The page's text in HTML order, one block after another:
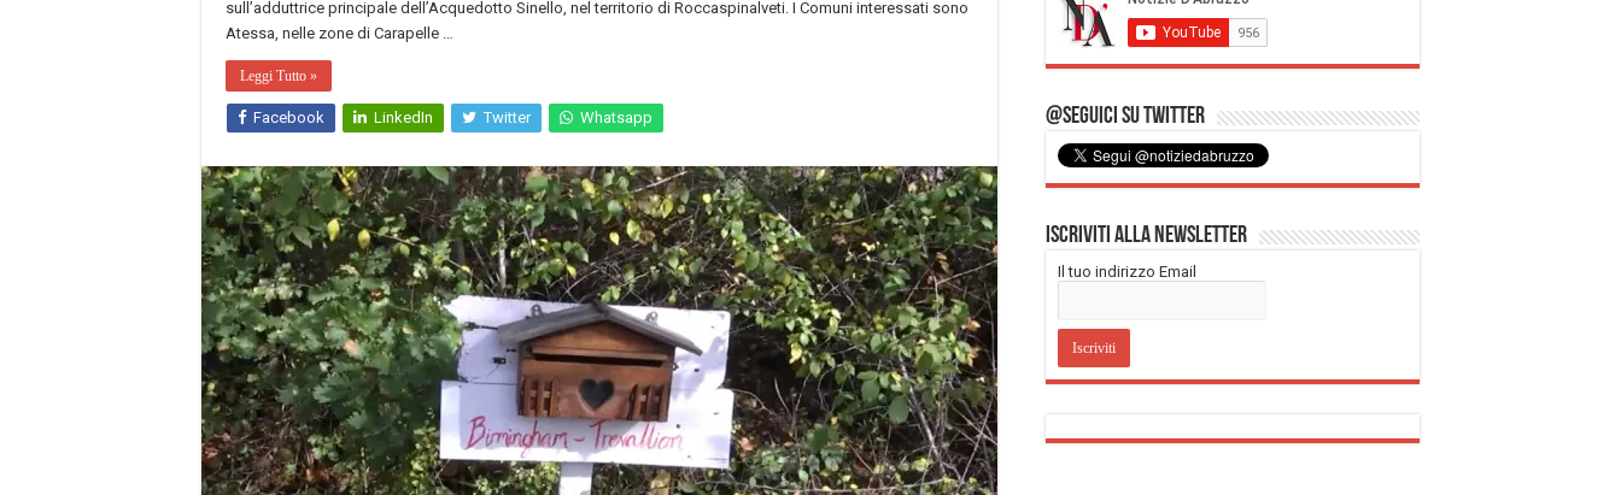
sull’adduttrice principale dell’Acquedotto Sinello, nel territorio di Roccaspinalveti. I Comuni interessati sono
Atessa, nelle zone di Carapelle …
Leggi Tutto »
Facebook LinkedIn Twitter Whatsapp @Seguici su Twitter
Iscriviti alla Newsletter
Il tuo indirizzo Email